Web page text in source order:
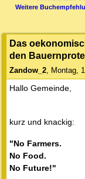
Weitere
Das
den
Zandow_2, Montag,
Hallo Gemeinde,
kurz und knackig:
"No Farmers.
No Food.
No Future!"